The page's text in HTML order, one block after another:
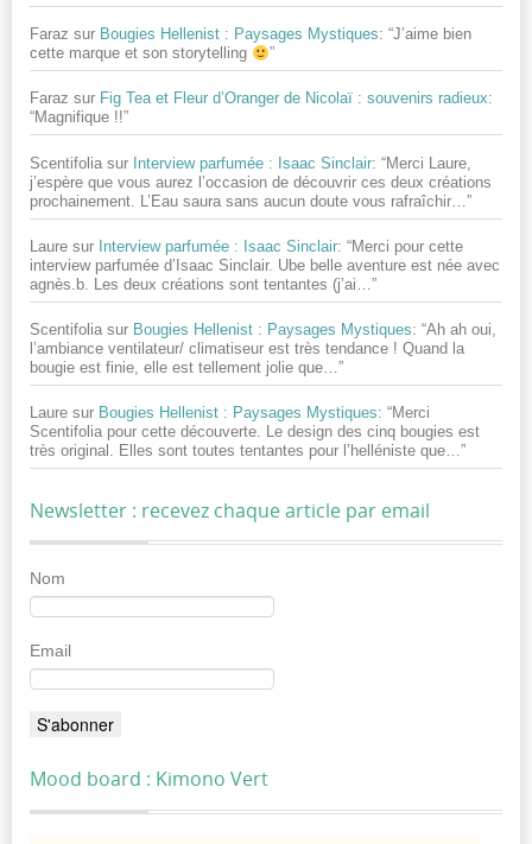
Faraz sur Bougies Hellenist : Paysages Mystiques: “J’aime bien
cette marque et son storytelling
”
Faraz sur Fig Tea et Fleur d’Oranger de Nicolaï : souvenirs radieux:
“Magnifique !!”
Scentifolia sur Interview parfumée : Isaac Sinclair: “Merci Laure,
j’espère que vous aurez l’occasion de découvrir ces deux créations
prochainement. L’Eau saura sans aucun doute vous rafraîchir… ”
Laure sur Interview parfumée : Isaac Sinclair: “Merci pour cette
interview parfumée d’Isaac Sinclair. Ube belle aventure est née avec
agnès.b. Les deux créations sont tentantes (j’ai… ”
Scentifolia sur Bougies Hellenist : Paysages Mystiques: “Ah ah oui,
l’ambiance ventilateur/ climatiseur est très tendance ! Quand la
bougie est finie, elle est tellement jolie que… ”
Laure sur Bougies Hellenist : Paysages Mystiques: “Merci
Scentifolia pour cette découverte. Le design des cinq bougies est
très original. Elles sont toutes tentantes pour l’helléniste que… ”
Newsletter : recevez chaque article par email
Nom
Email
Mood board : Kimono Vert